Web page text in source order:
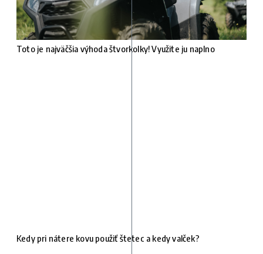
Toto je najväčšia výhoda štvorkolky! Využite ju naplno
Kedy pri nátere kovu použiť štetec a kedy valček?